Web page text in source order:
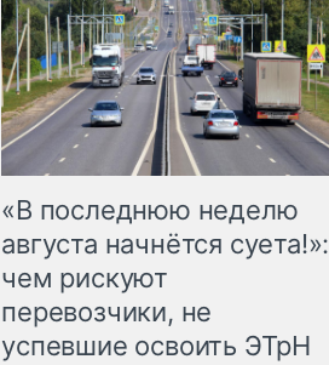
«В последнюю неделю
августа начнётся суета!»:
чем рискуют
перевозчики, не
успевшие освоить ЭТрН